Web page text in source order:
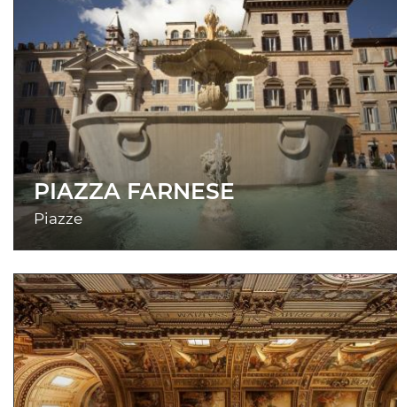
PIAZZA FARNESE
Piazze